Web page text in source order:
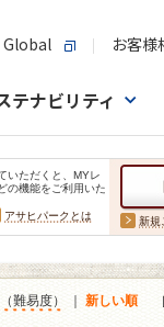
Global お客様
テナビリティ
いただくと、MYレ
の機能をご利用いた
アサヒパークとは 新規
難易度） 新しい順 ［